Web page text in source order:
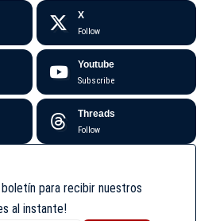
X
Follow
Youtube
Subscribe
Threads
Follow
para recibir nuestros
al instante!